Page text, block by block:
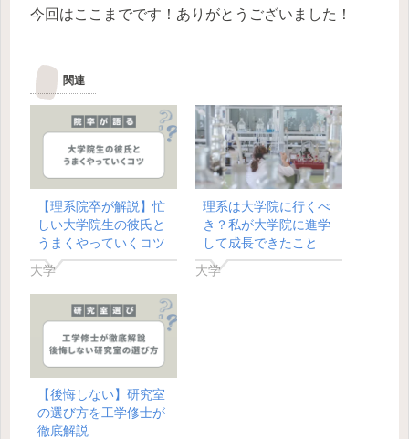
今回はここまでです！ありがとうございました！
関連
【理系院卒が解説】忙
しい大学院生の彼氏と
うまくやっていくコツ
大学
理系は大学院に行くべ
き？私が大学院に進学
して成長できたこと
大学
【後悔しない】研究室
の選び方を工学修士が
徹底解説